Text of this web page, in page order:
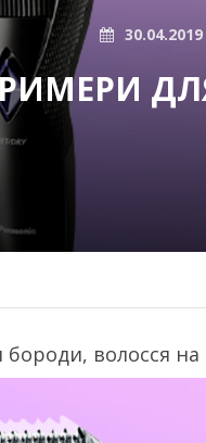
30.04.2019
волосся на